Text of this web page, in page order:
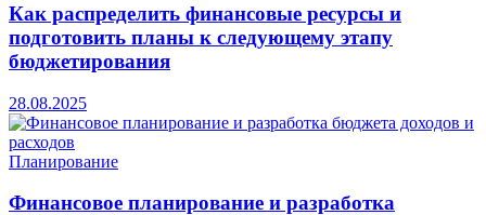
Как распределить финансовые ресурсы и
подготовить планы к следующему этапу
бюджетирования
28.08.2025
Планирование
Финансовое планирование и разработка